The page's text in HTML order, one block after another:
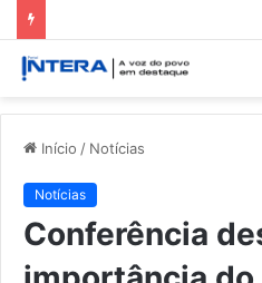
Início / Notícias
Notícias
Conferência